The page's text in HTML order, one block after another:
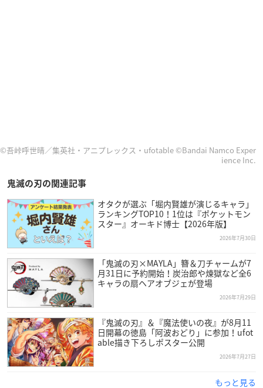
©吾峠呼世晴／集英社・アニプレックス・ufotable ©Bandai Namco Exper
ience Inc.
鬼滅の刃の関連記事
オタクが選ぶ「堀内賢雄が演じるキャラ」
ランキングTOP10！1位は『ポケットモン
スター』オーキド博士【2026年版】
2026年7月30日
「鬼滅の刃×MAYLA」簪＆刀チャームが7
月31日に予約開始！炭治郎や煉獄など全6
キャラの扇ヘアオブジェが登場
2026年7月29日
『鬼滅の刃』＆『魔法使いの夜』が8月11
日開幕の徳島「阿波おどり」に参加！ufot
able描き下ろしポスター公開
2026年7月27日
もっと見る